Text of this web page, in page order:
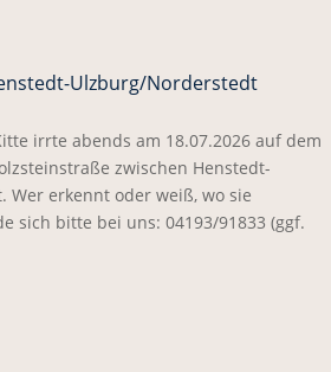
Ulzburg/Norderstedt
irrte abends am 18.07.2026 auf dem
zwischen Henstedt-
Wer erkennt oder weiß, wo sie
sich bitte bei uns: 04193/91833 (ggf.